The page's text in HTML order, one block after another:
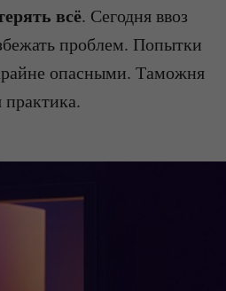
всё. Сегодня ввоз
проблем. Попытки
опасными. Таможня
практика.